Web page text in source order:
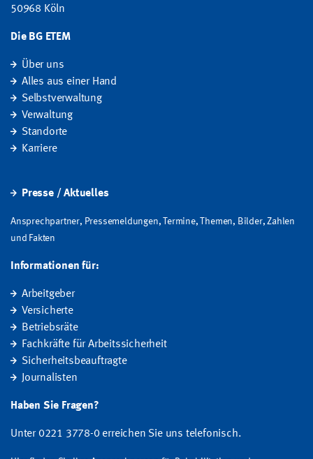
50968 Köln
Die BG ETEM
Über uns
Alles aus einer Hand
Selbstverwaltung
Verwaltung
Standorte
Karriere
Presse / Aktuelles
Ansprechpartner, Pressemeldungen, Termine, Themen, Bilder, Zahlen
und Fakten
Informationen für:
Arbeitgeber
Versicherte
Betriebsräte
Fachkräfte für Arbeitssicherheit
Sicherheitsbeauftragte
Journalisten
Haben Sie Fragen?
Unter 0221 3778-0 erreichen Sie uns telefonisch.